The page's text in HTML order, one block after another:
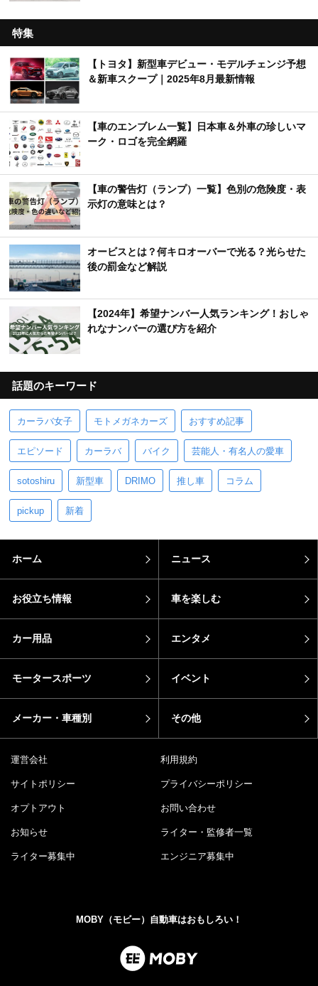
特集
【トヨタ】新型車デビュー・モデルチェンジ予想
＆新車スクープ｜2025年8月最新情報
【車のエンブレム一覧】日本車＆外車の珍しいマ
ーク・ロゴを完全網羅
【車の警告灯（ランプ）一覧】色別の危険度・表
示灯の意味とは？
オービスとは？何キロオーバーで光る？光らせた
後の罰金など解説
【2024年】希望ナンバー人気ランキング！おしゃ
れなナンバーの選び方を紹介
話題のキーワード
カーラバ女子 モトメガネカーズ おすすめ記事
エピソード カーラバ バイク 芸能人・有名人の愛車
sotoshiru 新型車 DRIMO 推し車 コラム
pickup 新着
ホーム ニュース
お役立ち情報 車を楽しむ
カー用品 エンタメ
モータースポーツ イベント
メーカー・車種別 その他
運営会社 利用規約
サイトポリシー プライバシーポリシー
オプトアウト お問い合わせ
お知らせ ライター・監修者一覧
ライター募集中 エンジニア募集中
MOBY（モビー）自動車はおもしろい！